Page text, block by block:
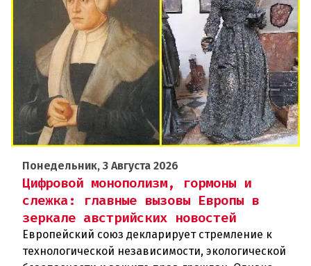
Понедельник, 3 Августа 2026
Цифровой монополизм, гормоны и
слежка: главные вызовы Европы в
зеркале австрийских новостей
Европейский союз декларирует стремление к
технологической независимости, экологической